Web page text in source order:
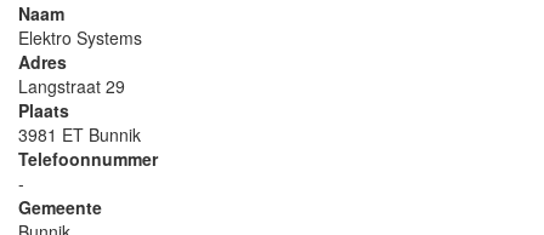
Naam
Elektro Systems
Adres
Langstraat 29
Plaats
3981 ET Bunnik
Telefoonnummer
-
Gemeente